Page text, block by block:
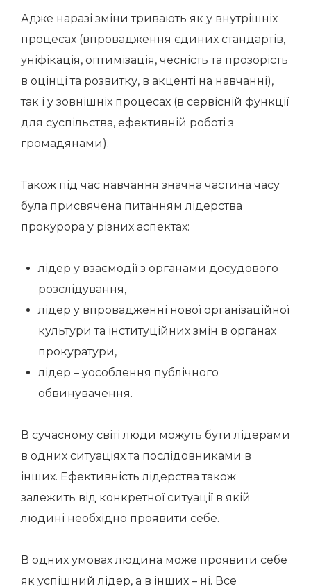
Адже наразі зміни тривають як у внутрішніх
процесах (впровадження єдиних стандартів,
уніфікація, оптимізація, чесність та прозорість
в оцінці та розвитку, в акценті на навчанні),
так і у зовнішніх процесах (в сервісній функції
для суспільства, ефективній роботі з
громадянами).
Також під час навчання значна частина часу
була присвячена питанням лідерства
прокурора у різних аспектах:
лідер у взаємодії з органами досудового
розслідування,
лідер у впровадженні нової організаційної
культури та інституційних змін в органах
прокуратури,
лідер – уособлення публічного
обвинувачення.
В сучасному світі люди можуть бути лідерами
в одних ситуаціях та послідовниками в
інших. Ефективність лідерства також
залежить від конкретної ситуації в якій
людині необхідно проявити себе.
В одних умовах людина може проявити себе
як успішний лідер, а в інших – ні. Все